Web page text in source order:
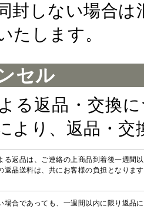
封しない場合
たします。
セル
る返品・交換
より、返品・
る返品は、ご連絡の上商品到着後一週間
返品送料は、共にお客様の負担となりま
場合であっても、一週間以内に限り返品